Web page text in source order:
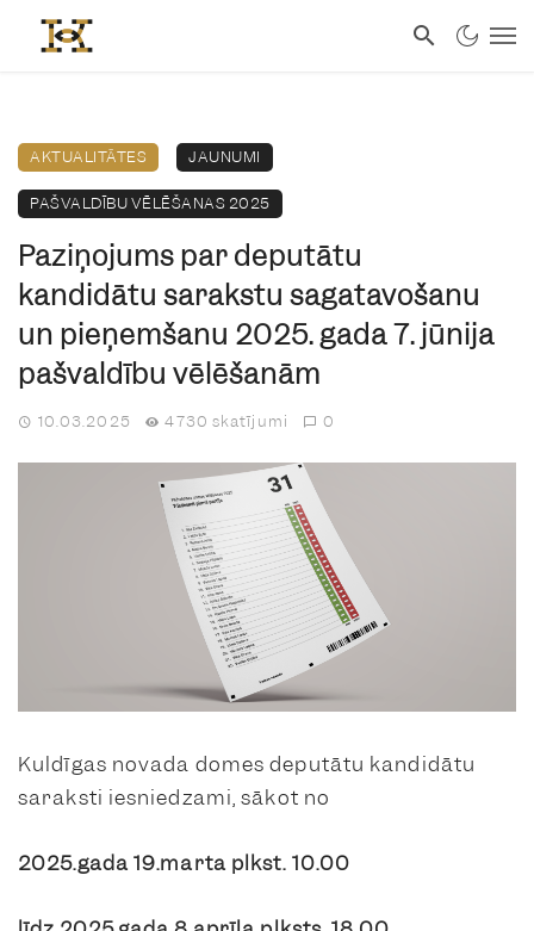
AKTUALITĀTES JAUNUMI
PAŠVALDĪBU VĒLĒŠANAS 2025
Paziņojums par deputātu
kandidātu sarakstu sagatavošanu
un pieņemšanu 2025. gada 7. jūnija
pašvaldību vēlēšanām
10.03.2025 4730 skatījumi 0
Kuldīgas novada domes deputātu kandidātu
saraksti iesniedzami, sākot no
2025.gada 19.marta plkst. 10.00